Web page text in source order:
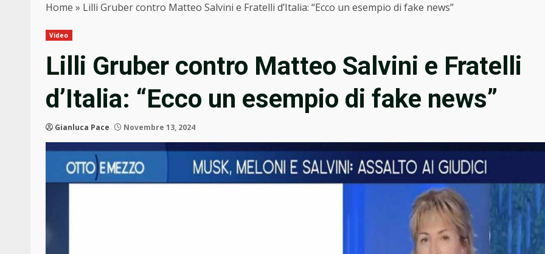
Home » Lilli Gruber contro Matteo Salvini e Fratelli d’Italia: “Ecco un esempio di fake news”
Video
Lilli Gruber contro Matteo Salvini e Fratelli
d’Italia: “Ecco un esempio di fake news”
Gianluca Pace Novembre 13, 2024